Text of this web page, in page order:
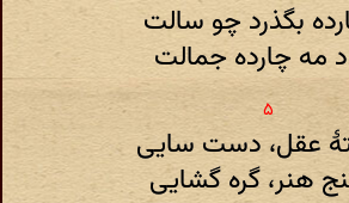
بگذرد چو سالت
مه چارده جمالت
عقل‌، دست سایی
هنر‌، گره گشایی